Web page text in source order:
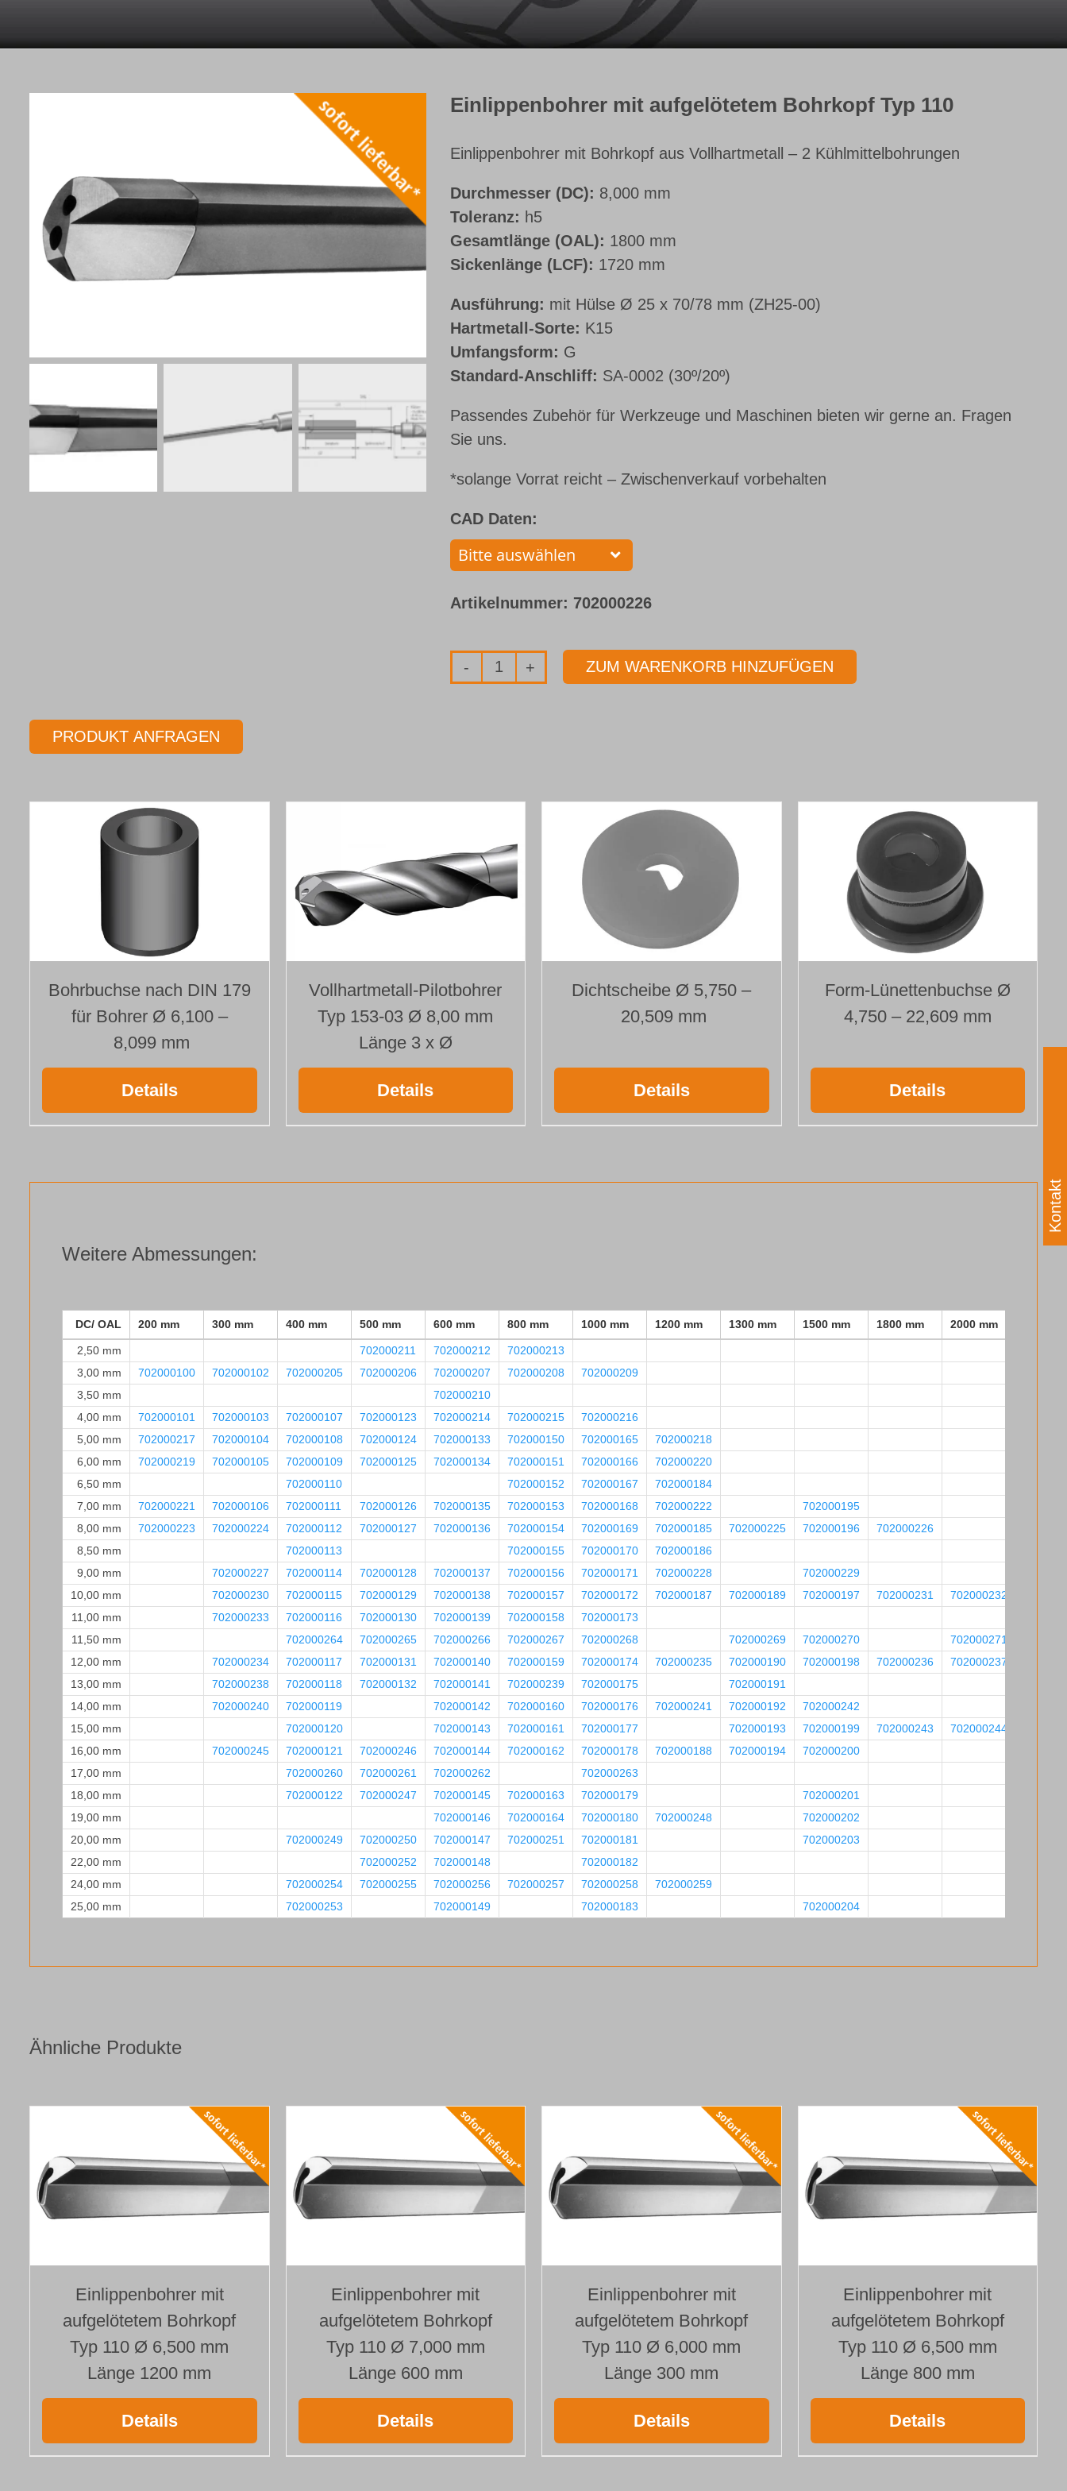
Einlippenbohrer mit aufgelötetem Bohrkopf Typ 110
Einlippenbohrer mit Bohrkopf aus Vollhartmetall – 2 Kühlmittelbohrungen
Durchmesser (DC): 8,000 mm
Toleranz: h5
Gesamtlänge (OAL): 1800 mm
Sickenlänge (LCF): 1720 mm
Ausführung: mit Hülse Ø 25 x 70/78 mm (ZH25-00)
Hartmetall-Sorte: K15
Umfangsform: G
Standard-Anschliff: SA-0002 (30º/20º)
Passendes Zubehör für Werkzeuge und Maschinen bieten wir gerne an. Fragen
Sie uns.
*solange Vorrat reicht – Zwischenverkauf vorbehalten
CAD Daten:
Artikelnummer: 702000226
Einlippenbohrer
Länge 1800 mm
Menge
ZUM WARENKORB HINZUFÜGEN
PRODUKT ANFRAGEN
Bohrbuchse nach DIN 179
für Bohrer Ø 6,100 –
8,099 mm
Details
Vollhartmetall-Pilotbohrer
Typ 153-03 Ø 8,00 mm
Länge 3 x Ø
Details
Dichtscheibe Ø 5,750 –
20,509 mm
Details
Form-Lünettenbuchse Ø
4,750 – 22,609 mm
Details
Weitere Abmessungen:
DC/ OAL 200 mm 300 mm 400 mm 500 mm 600 mm 800 mm 1000 mm 1200 mm 1300 mm 1500 mm 1800 mm 2000 mm
2,50 mm 702000211 702000212
702000213
3,00 mm
702000100 702000102 702000205 702000206 702000207 702000208
702000209
3,50 mm
702000210
4,00 mm
702000101 702000103 702000107 702000123 702000214 702000215
702000216
5,00 mm
702000217 702000104 702000108 702000124 702000133 702000150 702000165
702000218
6,00 mm
702000219 702000105 702000109 702000125 702000134 702000151 702000166
702000220
6,50 mm
702000110 702000152 702000167
702000184
7,00 mm
702000221 702000106 702000111 702000126 702000135 702000153 702000168 702000222
702000195
8,00 mm
702000223 702000224 702000112 702000127 702000136 702000154 702000169 702000185 702000225 702000196
702000226
8,50 mm
702000113 702000155 702000170
702000186
9,00 mm
702000227 702000114 702000128 702000137 702000156 702000171 702000228
702000229
10,00 mm
702000230 702000115 702000129 702000138 702000157 702000172 702000187 702000189 702000197 702000231
702000232
11,00 mm
702000233 702000116 702000130 702000139 702000158
702000173
11,50 mm
702000264 702000265 702000266 702000267 702000268 702000269 702000270
702000271
12,00 mm
702000234 702000117 702000131 702000140 702000159 702000174 702000235 702000190 702000198 702000236
702000237
13,00 mm
702000238 702000118 702000132 702000141 702000239 702000175
702000191
14,00 mm
702000240 702000119 702000142 702000160 702000176 702000241 702000192
702000242
15,00 mm
702000120 702000143 702000161 702000177 702000193 702000199 702000243
702000244
16,00 mm
702000245 702000121 702000246 702000144 702000162 702000178 702000188 702000194
702000200
17,00 mm
702000260 702000261 702000262
702000263
18,00 mm
702000122 702000247 702000145 702000163 702000179
702000201
19,00 mm
702000146 702000164 702000180 702000248
702000202
20,00 mm
702000249 702000250 702000147 702000251 702000181
702000203
22,00 mm
702000252 702000148
702000182
24,00 mm
702000254 702000255 702000256 702000257 702000258
702000259
25,00 mm
702000253 702000149 702000183 702000204
Ähnliche Produkte
Einlippenbohrer mit
aufgelötetem Bohrkopf
Typ 110 Ø 6,500 mm
Länge 1200 mm
Details
Einlippenbohrer mit
aufgelötetem Bohrkopf
Typ 110 Ø 7,000 mm
Länge 600 mm
Details
Einlippenbohrer mit
aufgelötetem Bohrkopf
Typ 110 Ø 6,000 mm
Länge 300 mm
Details
Einlippenbohrer mit
aufgelötetem Bohrkopf
Typ 110 Ø 6,500 mm
Länge 800 mm
Details
Kontakt